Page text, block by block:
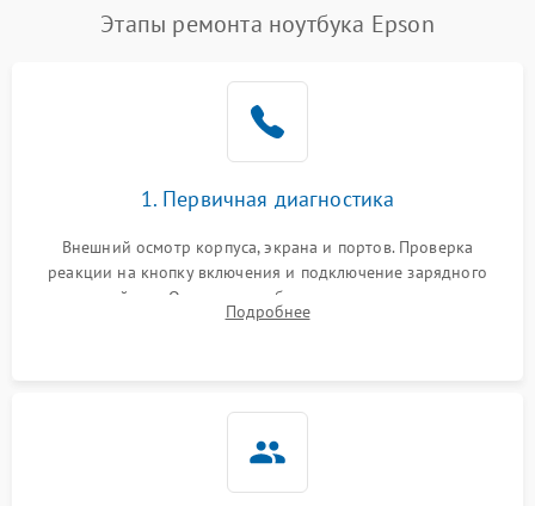
Этапы ремонта ноутбука Epson
1. Первичная диагностика
Внешний осмотр корпуса, экрана и портов. Проверка
реакции на кнопку включения и подключение зарядного
устройства. Оценка потребления тока с помощью
лабораторного блока питания для локализации проблемы.
Подробнее